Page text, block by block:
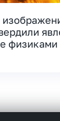
физиками